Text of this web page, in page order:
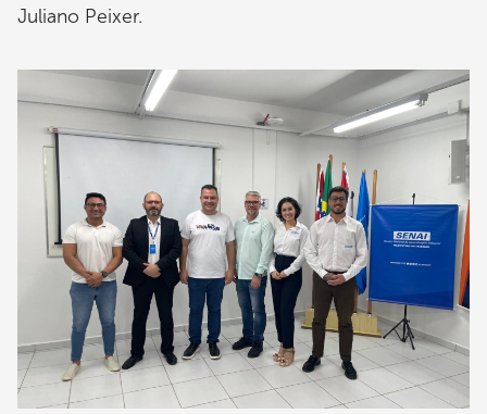
Juliano Peixer.
Imagem